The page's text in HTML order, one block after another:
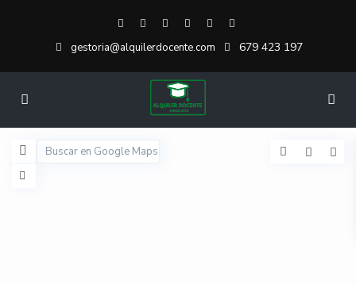
gestoria@alquilerdocente.com 679 423 197